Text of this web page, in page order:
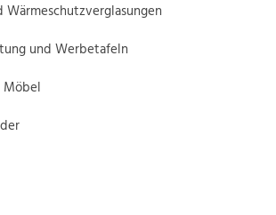
Wärmeschutzverglasungen
und Werbetafeln
Möbel